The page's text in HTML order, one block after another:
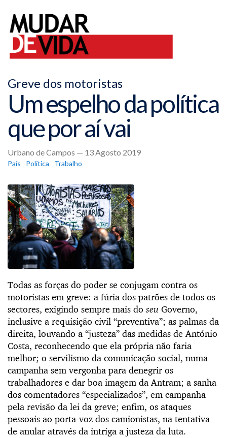
Greve dos motoristas
Um espelho da política
que por aí vai
Urbano de Campos — 13 Agosto 2019
País Política Trabalho
Todas as forças do poder se conjugam contra os
motoristas em greve: a fúria dos patrões de todos os
sectores, exigindo sempre mais doseu Governo,
inclusive a requisição civil “preventiva”; as palmas da
direita, louvando a “justeza” das medidas de António
Costa, reconhecendo que ela própria não faria
melhor; o servilismo da comunicação social, numa
campanha sem vergonha para denegrir os
trabalhadores e dar boa imagem da Antram; a sanha
dos comentadores “especializados”, em campanha
pela revisão da lei da greve; enfim, os ataques
pessoais ao porta-voz dos camionistas, na tentativa
de anular através da intriga a justeza da luta.